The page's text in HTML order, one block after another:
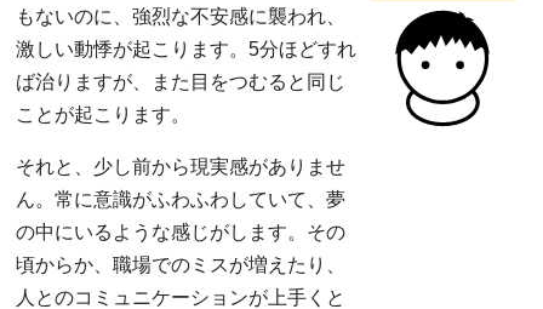
もないのに、強烈な不安感に襲われ、
激しい動悸が起こります。5分ほどすれ
ば治りますが、また目をつむると同じ
ことが起こります。
それと、少し前から現実感がありませ
ん。常に意識がふわふわしていて、夢
の中にいるような感じがします。その
頃からか、職場でのミスが増えたり、
人とのコミュニケーションが上手くと